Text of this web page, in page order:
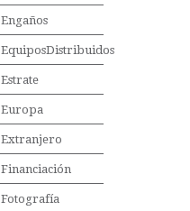
Engaños
EquiposDistribuidos
Estrate
Europa
Extranjero
Financiación
Fotografía